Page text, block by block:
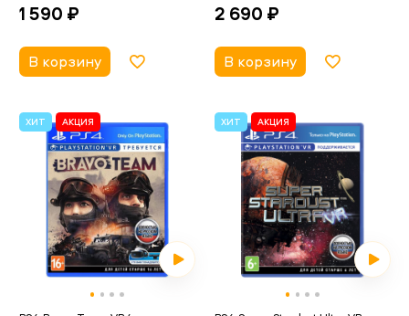
1 590 ₽
В корзину
2 690 ₽
В корзину
ХИТ АКЦИЯ ХИТ АКЦИЯ